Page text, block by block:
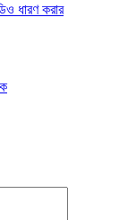
ধারণ করার